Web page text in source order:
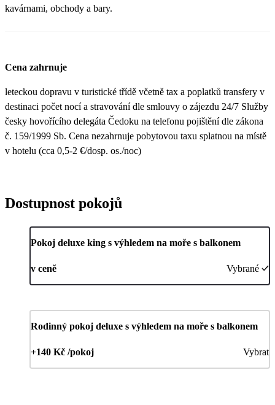
kavárnami, obchody a bary.
Cena zahrnuje
leteckou dopravu v turistické třídě včetně tax a poplatků transfery v
destinaci počet nocí a stravování dle smlouvy o zájezdu 24/7 Služby
česky hovořícího delegáta Čedoku na telefonu pojištění dle zákona
č. 159/1999 Sb. Cena nezahrnuje pobytovou taxu splatnou na místě
v hotelu (cca 0,5-2 €/dosp. os./noc)
Dostupnost pokojů
Pokoj deluxe king s výhledem na moře s balkonem
v ceně Vybrané
Rodinný pokoj deluxe s výhledem na moře s balkonem
+140 Kč /pokoj Vybrat